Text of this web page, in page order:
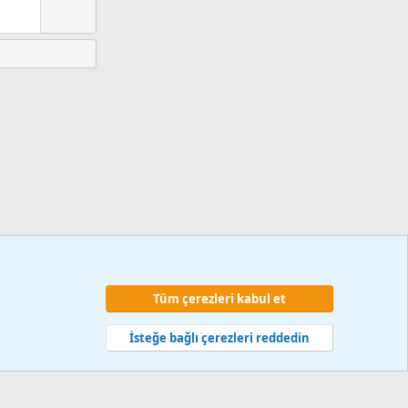
Gizlilik politikası Yardım Ana sayfa
R
S
hizmetleri 2014-2024
Tüm çerezleri kabul et
İsteğe bağlı çerezleri reddedin